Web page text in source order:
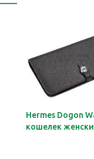
Hermes Dogon
кошелек